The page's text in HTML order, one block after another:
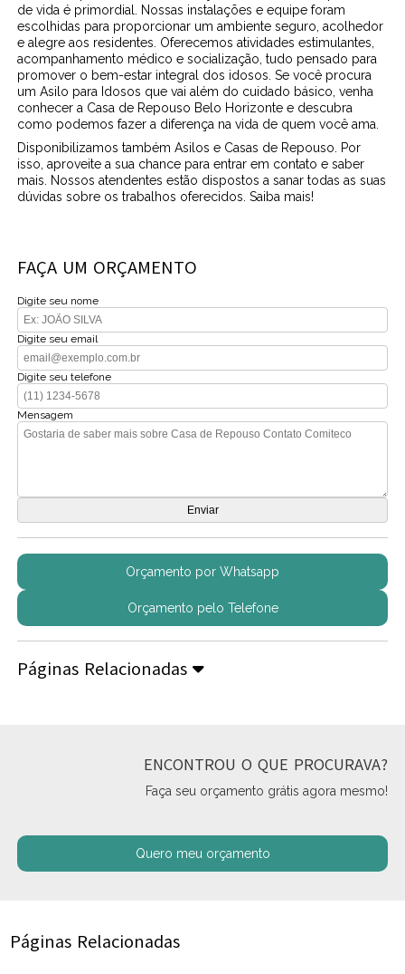
de vida é primordial. Nossas instalações e equipe foram
escolhidas para proporcionar um ambiente seguro, acolhedor
e alegre aos residentes. Oferecemos atividades estimulantes,
acompanhamento médico e socialização, tudo pensado para
promover o bem-estar integral dos idosos. Se você procura
um Asilo para Idosos que vai além do cuidado básico, venha
conhecer a Casa de Repouso Belo Horizonte e descubra
como podemos fazer a diferença na vida de quem você ama.
Disponibilizamos também Asilos e Casas de Repouso. Por
isso, aproveite a sua chance para entrar em contato e saber
mais. Nossos atendentes estão dispostos a sanar todas as suas
dúvidas sobre os trabalhos oferecidos. Saiba mais!
FAÇA UM ORÇAMENTO
Digite seu nome
Digite seu email
Digite seu telefone
Mensagem
Orçamento por Whatsapp
Orçamento pelo Telefone
Páginas Relacionadas
ENCONTROU O QUE PROCURAVA?
Faça seu orçamento grátis agora mesmo!
Quero meu orçamento
Páginas Relacionadas